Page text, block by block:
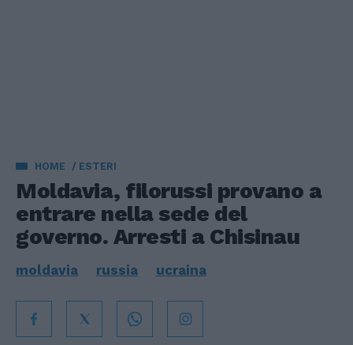
HOME ESTERI
Moldavia, filorussi provano a
entrare nella sede del
governo. Arresti a Chisinau
moldavia russia ucraina